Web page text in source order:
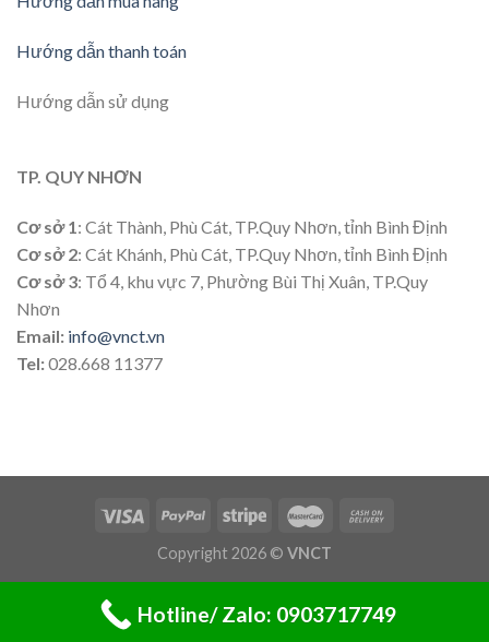
Hướng dẫn thanh toán
Hướng dẫn sử dụng
TP. QUY NHƠN
Cơ sở 1: Cát Thành, Phù Cát, TP.Quy Nhơn, tỉnh Bình Định
Cơ sở 2: Cát Khánh, Phù Cát, TP.Quy Nhơn, tỉnh Bình Định
Cơ sở 3: Tổ 4, khu vực 7, Phường Bùi Thị Xuân, TP.Quy
Nhơn
Email: info@vnct.vn
Tel:028.668 11377
Copyright 2026 © VNCT
Hotline/ Zalo: 0903717749